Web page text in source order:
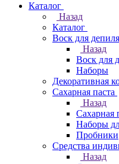
Каталог
Назад
Каталог
Воск для
Назад
Воск для
Наборы
Декоративная
Сахарная паста
Назад
Сахарная
Наборы
Пробники
Средства
Назад